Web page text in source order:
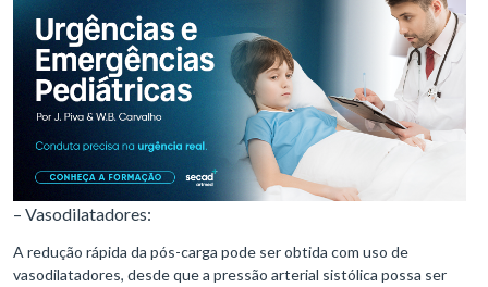
– Vasodilatadores:
A redução rápida da pós-carga pode ser obtida com uso de
vasodilatadores, desde que a pressão arterial sistólica possa ser